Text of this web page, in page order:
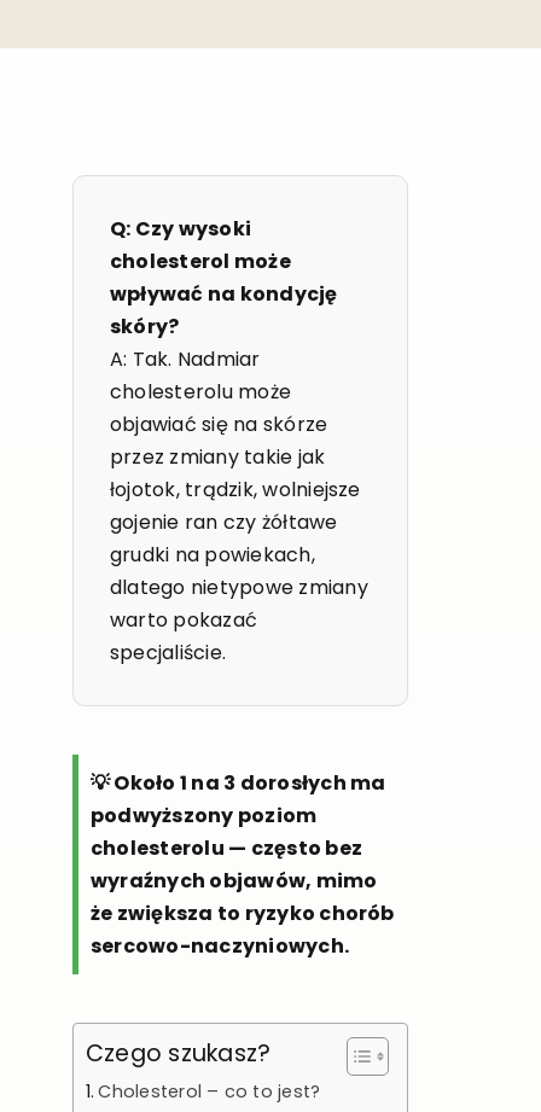
Q: Czy wysoki
cholesterol może
wpływać na kondycję
skóry?
A: Tak. Nadmiar
cholesterolu może
objawiać się na skórze
przez zmiany takie jak
łojotok, trądzik, wolniejsze
gojenie ran czy żółtawe
grudki na powiekach,
dlatego nietypowe zmiany
warto pokazać
specjaliście.
💡 Około 1 na 3 dorosłych ma
podwyższony poziom
cholesterolu — często bez
wyraźnych objawów, mimo
że zwiększa to ryzyko chorób
sercowo-naczyniowych.
Czego szukasz?
Cholesterol – co to jest?